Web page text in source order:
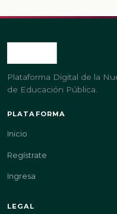
Plataforma Digital de la
de Educación Pública.
PLATAFORMA
Inicio
Regístrate
Ingresa
LEGAL